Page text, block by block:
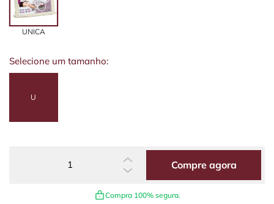
UNICA
Selecione um tamanho:
U
Compre agora
Compra 100% segura.